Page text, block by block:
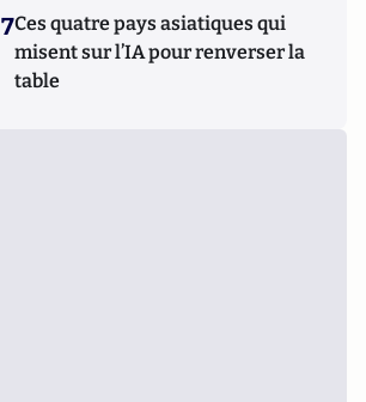
7Ces quatre pays asiatiques qui
misent sur l’IA pour renverser la
table